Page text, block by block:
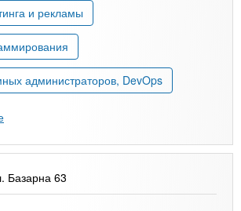
Онлайн курсы
За рубежом
и рекламы
администраторов, DevOps
Базарна 63